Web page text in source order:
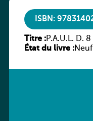
ISBN:
Titre :P.A.U.L. D. 8 Differenzierende Ausgabe
Luxemburg
État du livre :Neuf